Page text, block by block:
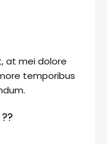
at mei dolore
temporibus